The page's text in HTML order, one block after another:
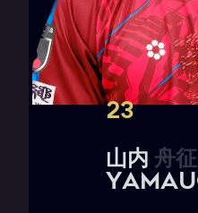
23
山内 舟征
YAMAU